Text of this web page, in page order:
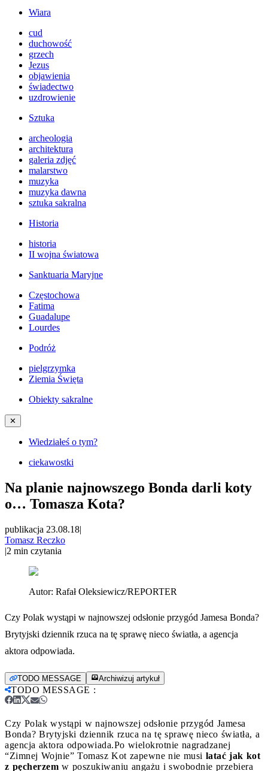
Wiara
cud
duchowość
grzech
Jezus
objawienia
świadectwo
uzdrowienie
Sztuka
archeologia
architektura
galeria zdjęć
malarstwo
muzyka
muzyka dawna
sztuka sakralna
Historia
historia
II wojna światowa
Sanktuaria Maryjne
Częstochowa
Fatima
Guadalupe
Lourdes
Podróż
pielgrzymka
Ziemia Święta
Obiekty sakralne
✕
Wiedziałeś o tym?
ciekawostki
Na planie najnowszego Bonda darli koty
o… Tomasza Kota?
publikacja 23.08.18|
Tomasz Reczko
|2 min czytania
Autor: Rafał Oleksiewicz/REPORTER
Czy Polak wystąpi w najnowszej odsłonie przygód Jamesa Bonda?
Brytyjski dziennik rzuca na tę sprawę nieco światła, a agencja
aktora odpowiada.
TODO MESSAGE Archiwizuj artykuł
TODO MESSAGE :
Czy Polak wystąpi w najnowszej odsłonie przygód Jamesa
Bonda? Brytyjski dziennik rzuca na tę sprawę nieco światła, a
agencja aktora odpowiada.Po wielokrotnie nagradzanej
“Zimnej Wojnie” Tomasz Kot zapewne nie musi latać jak kot
z pęcherzem w poszukiwaniu angażu i swobodnie przebiera